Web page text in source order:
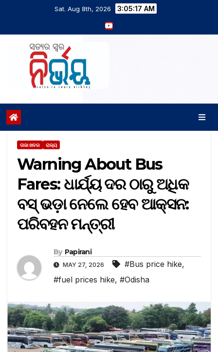
Sat. Aug 8th, 2026 3:05:18 AM
ତାଜା ଖବର ରାଜ୍ୟ
Warning About Bus
Fares: ଧାର୍ଯ୍ୟ ଦର ଠାରୁ ଅଧିକ
ବସ୍‌ ଭଡ଼ା ନେଲେ ହେବ ଆକ୍ସନ:
ପରିବହନ ମନ୍ତ୍ରୀ
By Papirani
MAY 27, 2026 #Bus price hike,
#fuel prices hike, #Odisha